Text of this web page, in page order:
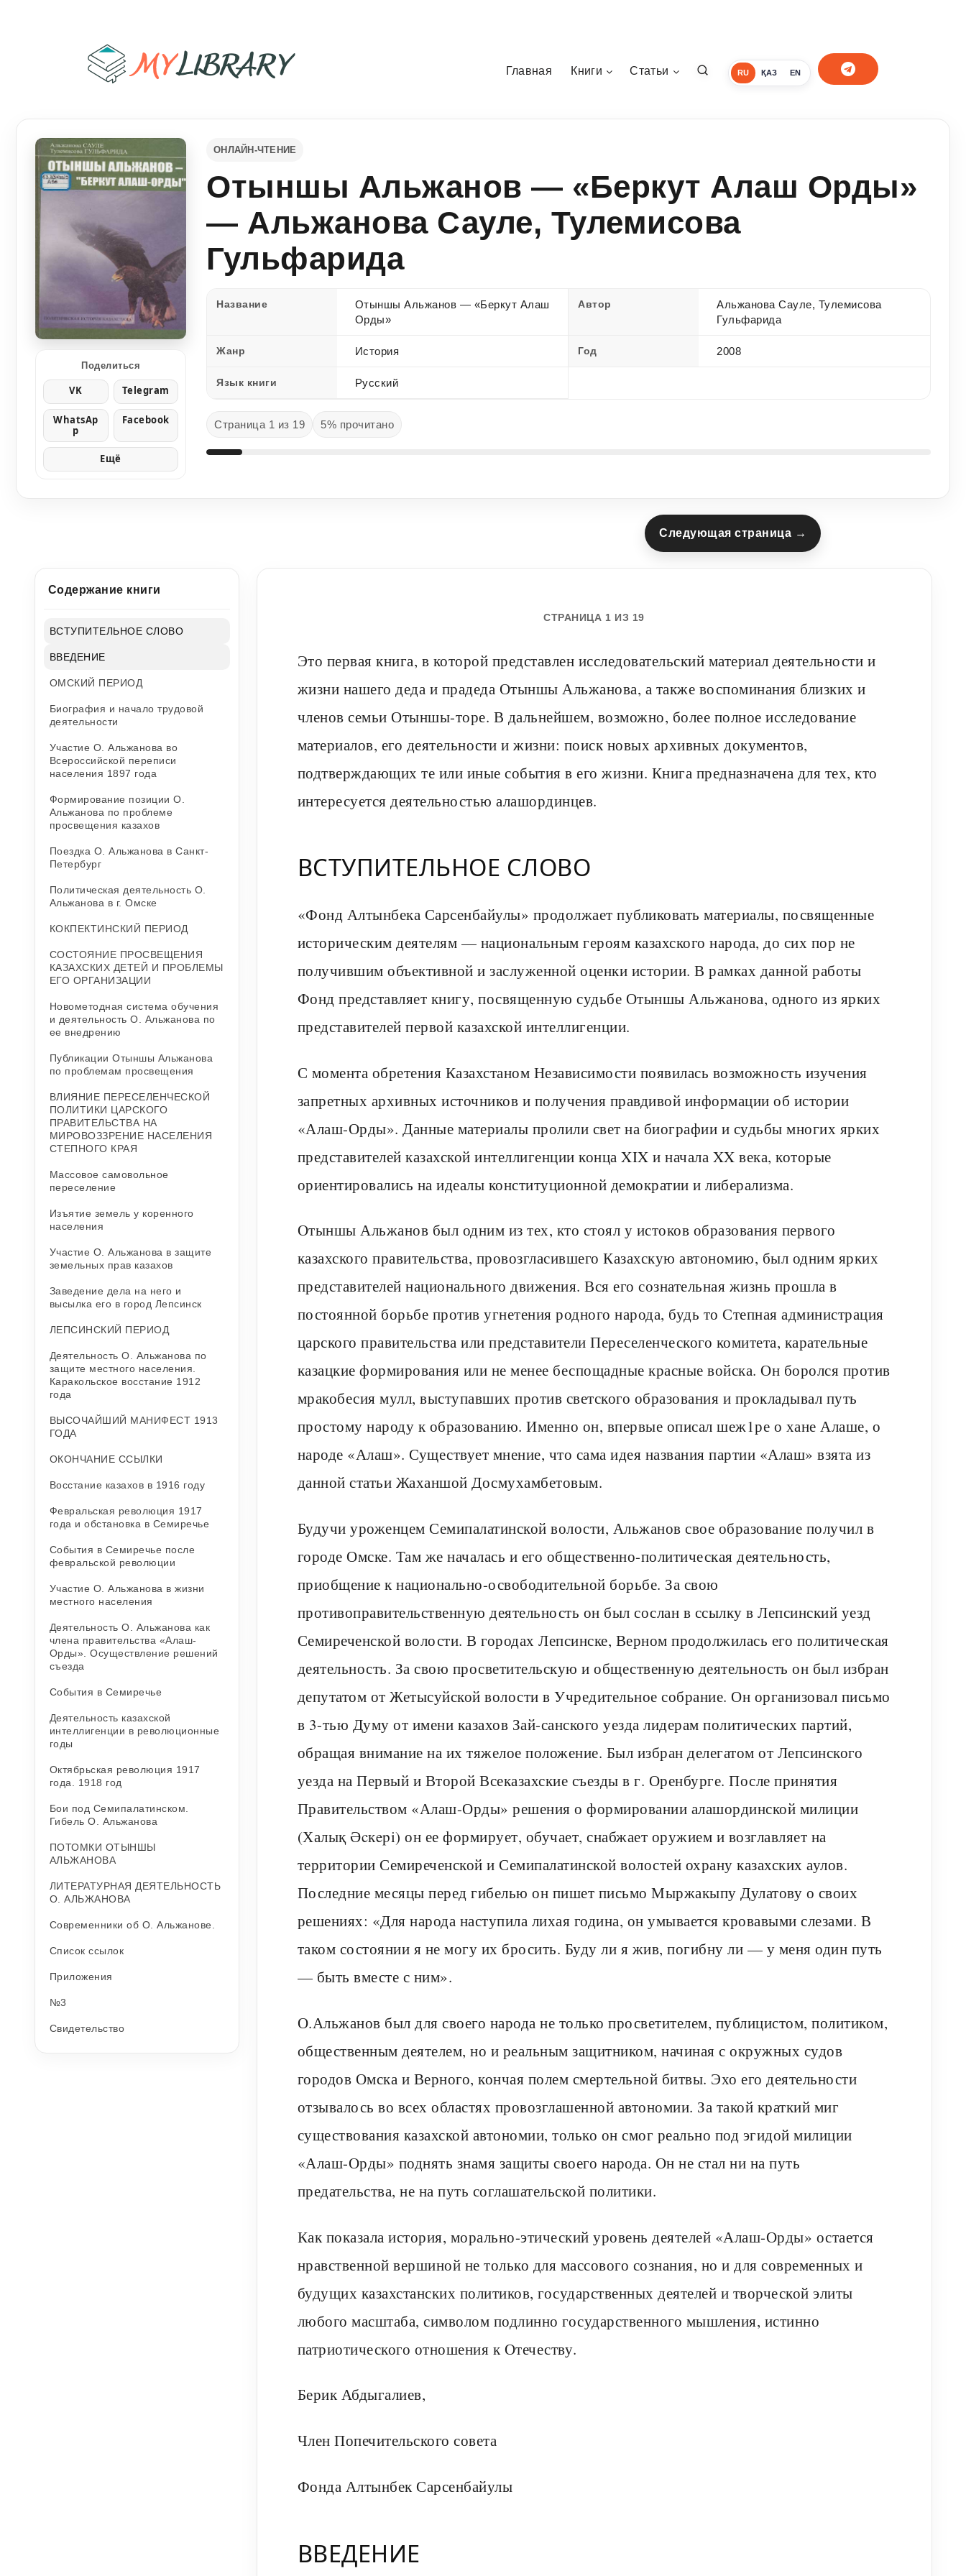
RU ҚАЗ EN
Главная Книги Статьи
Поделиться
VK Telegram
WhatsAp
p
Facebook
Ещё
ОНЛАЙН-ЧТЕНИЕ
Отыншы Альжанов — «Беркут Алаш Орды»
— Альжанова Сауле, Тулемисова
Гульфарида
Название
Отыншы Альжанов — «Беркут Алаш
Орды»
Автор
Альжанова Сауле, Тулемисова
Гульфарида
Жанр История Год 2008
Язык книги Русский
Страница 1 из 19 5% прочитано
Следующая страница →
Содержание книги
ВСТУПИТЕЛЬНОЕ СЛОВО
ВВЕДЕНИЕ
ОМСКИЙ ПЕРИОД
Биография и начало трудовой
деятельности
Участие О. Альжанова во
Всероссийской переписи
населения 1897 года
Формирование позиции О.
Альжанова по проблеме
просвещения казахов
Поездка О. Альжанова в Санкт-
Петербург
Политическая деятельность О.
Альжанова в г. Омске
КОКПЕКТИНСКИЙ ПЕРИОД
СОСТОЯНИЕ ПРОСВЕЩЕНИЯ
КАЗАХСКИХ ДЕТЕЙ И ПРОБЛЕМЫ
ЕГО ОРГАНИЗАЦИИ
Новометодная система обучения
и деятельность О. Альжанова по
ее внедрению
Публикации Отыншы Альжанова
по проблемам просвещения
ВЛИЯНИЕ ПЕРЕСЕЛЕНЧЕСКОЙ
ПОЛИТИКИ ЦАРСКОГО
ПРАВИТЕЛЬСТВА НА
МИРОВОЗЗРЕНИЕ НАСЕЛЕНИЯ
СТЕПНОГО КРАЯ
Массовое самовольное
переселение
Изъятие земель у коренного
населения
Участие О. Альжанова в защите
земельных прав казахов
Заведение дела на него и
высылка его в город Лепсинск
ЛЕПСИНСКИЙ ПЕРИОД
Деятельность О. Альжанова по
защите местного населения.
Каракольское восстание 1912
года
ВЫСОЧАЙШИЙ МАНИФЕСТ 1913
ГОДА
ОКОНЧАНИЕ ССЫЛКИ
Восстание казахов в 1916 году
Февральская революция 1917
года и обстановка в Семиречье
События в Семиречье после
февральской революции
Участие О. Альжанова в жизни
местного населения
Деятельность О. Альжанова как
члена правительства «Алаш-
Орды». Осуществление решений
съезда
События в Семиречье
Деятельность казахской
интеллигенции в революционные
годы
Октябрьская революция 1917
года. 1918 год
Бои под Семипалатинском.
Гибель О. Альжанова
ПОТОМКИ ОТЫНШЫ
АЛЬЖАНОВА
ЛИТЕРАТУРНАЯ ДЕЯТЕЛЬНОСТЬ
О. АЛЬЖАНОВА
Современники об О. Альжанове.
Список ссылок
Приложения
№3
Свидетельство
СТРАНИЦА 1 ИЗ 19
Это первая книга, в которой представлен исследовательский материал деятельности и
жизни нашего деда и прадеда Отыншы Альжанова, а также воспоминания близких и
членов семьи Отыншы-торе. В дальнейшем, возможно, более полное исследование
материалов, его деятельности и жизни: поиск новых архивных документов,
подтверждающих те или иные события в его жизни. Книга предназначена для тех, кто
интересуется деятельностью алашординцев.
ВСТУПИТЕЛЬНОЕ СЛОВО
«Фонд Алтынбека Сарсенбайулы» продолжает публиковать материалы, посвященные
историческим деятелям — национальным героям казахского народа, до сих пор не
получившим объективной и заслуженной оценки истории. В рамках данной работы
Фонд представляет книгу, посвященную судьбе Отыншы Альжанова, одного из ярких
представителей первой казахской интеллигенции.
С момента обретения Казахстаном Независимости появилась возможность изучения
запретных архивных источников и получения правдивой информации об истории
«Алаш-Орды». Данные материалы пролили свет на биографии и судьбы многих ярких
представителей казахской интеллигенции конца XIX и начала XX века, которые
ориентировались на идеалы конституционной демократии и либерализма.
Отыншы Альжанов был одним из тех, кто стоял у истоков образования первого
казахского правительства, провозгласившего Казахскую автономию, был одним ярких
представителей национального движения. Вся его сознательная жизнь прошла в
постоянной борьбе против угнетения родного народа, будь то Степная администрация
царского правительства или представители Переселенческого комитета, карательные
казацкие формирования или не менее беспощадные красные войска. Он боролся против
мракобесия мулл, выступавших против светского образования и прокладывал путь
простому народу к образованию. Именно он, впервые описал шеж1ре о хане Алаше, о
народе «Алаш». Существует мнение, что сама идея названия партии «Алаш» взята из
данной статьи Жаханшой Досмухамбетовым.
Будучи уроженцем Семипалатинской волости, Альжанов свое образование получил в
городе Омске. Там же началась и его общественно-политическая деятельность,
приобщение к национально-освободительной борьбе. За свою
противоправительственную деятельность он был сослан в ссылку в Лепсинский уезд
Семиреченской волости. В городах Лепсинске, Верном продолжилась его политическая
деятельность. За свою просветительскую и общественную деятельность он был избран
депутатом от Жетысуйской волости в Учредительное собрание. Он организовал письмо
в 3-тью Думу от имени казахов Зай-санского уезда лидерам политических партий,
обращая внимание на их тяжелое положение. Был избран делегатом от Лепсинского
уезда на Первый и Второй Всеказахские съезды в г. Оренбурге. После принятия
Правительством «Алаш-Орды» решения о формировании алашординской милиции
(Халық Әcкepi) он ее формирует, обучает, снабжает оружием и возглавляет на
территории Семиреченской и Семипалатинской волостей охрану казахских аулов.
Последние месяцы перед гибелью он пишет письмо Мыржакыпу Дулатову о своих
решениях: «Для народа наступила лихая година, он умывается кровавыми слезами. В
таком состоянии я не могу их бросить. Буду ли я жив, погибну ли — у меня один путь
— быть вместе с ним».
О.Альжанов был для своего народа не только просветителем, публицистом, политиком,
общественным деятелем, но и реальным защитником, начиная с окружных судов
городов Омска и Верного, кончая полем смертельной битвы. Эхо его деятельности
отзывалось во всех областях провозглашенной автономии. За такой краткий миг
существования казахской автономии, только он смог реально под эгидой милиции
«Алаш-Орды» поднять знамя защиты своего народа. Он не стал ни на путь
предательства, не на путь соглашательской политики.
Как показала история, морально-этический уровень деятелей «Алаш-Орды» остается
нравственной вершиной не только для массового сознания, но и для современных и
будущих казахстанских политиков, государственных деятелей и творческой элиты
любого масштаба, символом подлинно государственного мышления, истинно
патриотического отношения к Отечеству.
Берик Абдыгалиев,
Член Попечительского совета
Фонда Алтынбек Сарсенбайулы
ВВЕДЕНИЕ